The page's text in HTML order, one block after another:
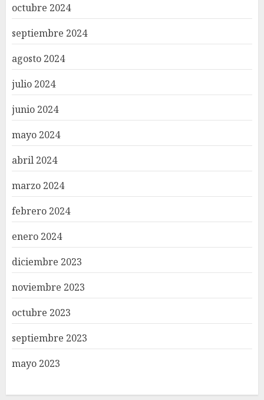
octubre 2024
septiembre 2024
agosto 2024
julio 2024
junio 2024
mayo 2024
abril 2024
marzo 2024
febrero 2024
enero 2024
diciembre 2023
noviembre 2023
octubre 2023
septiembre 2023
mayo 2023